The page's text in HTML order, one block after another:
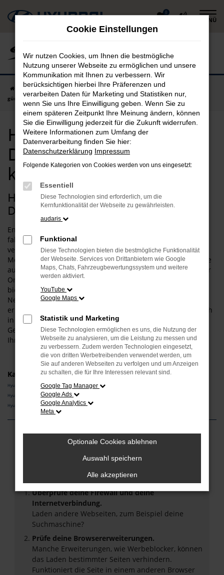
Zum
Hauptinhalt
0
MENÜ
Startseite Deggendorf Hyundai
Hyundai IONIQ 5 in Deggendorf
günstig kaufen
Hyundai IONIQ 5 in
Deggendorf günstig
kaufen
Hyundai IONIQ 5 – unsere Idee für
Deggendorf
Entscheiden Sie sich für einen Hyundai IONIQ 5 und Sie
fahren fortan bestens motorisiert durch Deggendorf. Wir
verstehen uns als Experten für diesen Hersteller und dieses
Modell und informieren Sie gern über die vielen Vorteile, die
aus einem Kauf resultieren. Gerne lassen wir Sie bei uns vor
Ort einsteigen – der Weg aus Deggendorf ist nicht weit. Wir
bieten Ihnen den Hyundai IONIQ 5 sowohl als klassischen
Neuwagen als auch als Tageszulassung. Darüber hinaus
erhalten Sie bei uns auch gebrauchte Fahrzeuge, gerne auch
in Form eines Jahreswagens und damit eines jungen
Gebrauchten. Entdecken Sie die vielen Möglichkeiten, die
Ihnen das Autohaus Schneider bietet.
Kategorie
Hyundai IONIQ 5 Vorführwagen Deggendorf
Hyundai IONIQ 5 Neuwagen Deggendorf
Hyundai IONIQ 5 Gebrauchtwagen Deggendorf
Fehler: Network Error
Beim Laden ist ein Fehler aufgetreten.
Hier sind ein paar Tipps, die dir helfen können:
Überprüfe deine Firewall und deine
Internetverbindung.
Laden andere Webseiten, zum Beispiel deine
Suchmaschine?
Prüfe deine Browsererweiterungen.
Manche Erweiterungen, wie Werbeblocker, können
das Laden bestimmter Seiten verhindern.
Funktioniert die Seite in einem anderen Browser
Cookie Einstellungen
Wir nutzen Cookies, um Ihnen die bestmögliche
Nutzung unserer Webseite zu ermöglichen und unsere
Kommunikation mit Ihnen zu verbessern. Wir
berücksichtigen hierbei Ihre Präferenzen und
verarbeiten Daten für Marketing und Statistiken nur,
wenn Sie uns Ihre Einwilligung geben. Wenn Sie zu
einem späteren Zeitpunkt Ihre Meinung ändern, können
Sie die Einwilligung jederzeit für die Zukunft widerrufen.
Weitere Informationen zum Umfang der
Datenverarbeitung finden Sie hier:
Datenschutzerklärung Impressum
Folgende Kategorien von Cookies werden von uns eingesetzt:
Essentiell
Diese Technologien sind erforderlich, um die
Kernfunktionalität der Webseite zu gewährleisten.
audaris
Funktional
Diese Technologien bieten die bestmögliche Funktionalität
der Webseite. Services von Drittanbietern wie Google
Maps, Chats, Fahrzeugbewertungssystem und weitere
werden aktiviert.
YouTube
Google Maps
Statistik und Marketing
Diese Technologien ermöglichen es uns, die Nutzung der
Webseite zu analysieren, um die Leistung zu messen und
zu verbessern. Zudem werden Technologien eingesetzt,
die von dritten Werbetreibenden verwendet werden, um
Sie auf anderen Webseiten zu verfolgen und um Anzeigen
zu schalten, die für Ihre Interessen relevant sind.
Google Tag Manager
Google Ads
Google Analytics
Meta
Optionale Cookies ablehnen
Auswahl speichern
Alle akzeptieren